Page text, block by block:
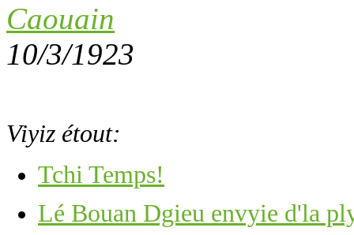
Caouain
10/3/1923
Viyiz étout:
Tchi Temps!
Lé Bouan Dgieu envyie d'la